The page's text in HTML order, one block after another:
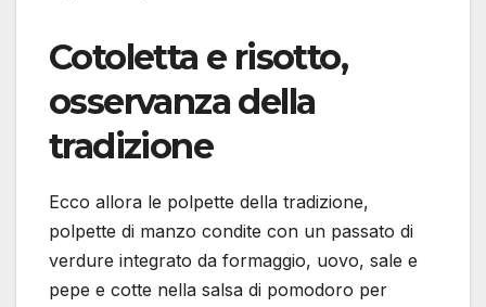
Cotoletta e risotto,
osservanza della
tradizione
Ecco allora le polpette della tradizione,
polpette di manzo condite con un passato di
verdure integrato da formaggio, uovo, sale e
pepe e cotte nella salsa di pomodoro per